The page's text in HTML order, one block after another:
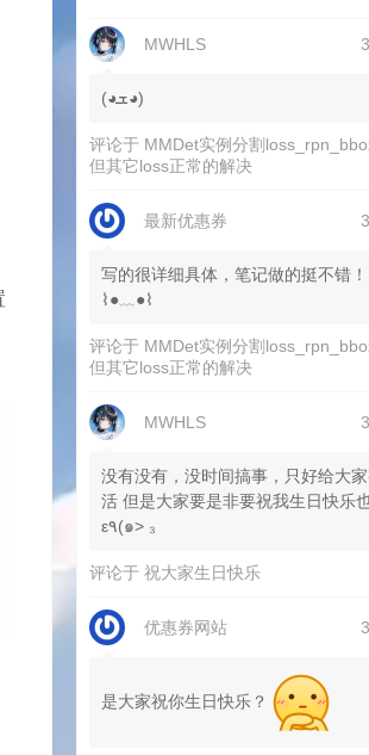
MWHLS
(◕ܫ◕)
评论于 MMDet实例分割
但其它loss正常的解决
最新优惠券
写的很详细具体，笔记做的挺不错！
⌇●﹏●⌇
评论于 MMDet实例分割
但其它loss正常的解决
MWHLS
没有没有，没时间搞事，只好给大
活 但是大家要是非要祝我生日快乐
ε٩(๑> ₃
评论于祝大家生日快乐
优惠券网站
是大家祝你生日快乐？